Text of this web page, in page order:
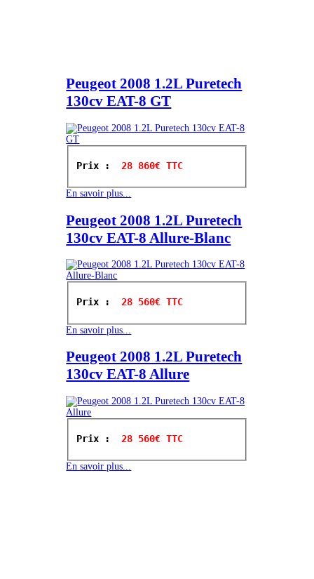
Peugeot 2008 1.2L Puretech
130cv EAT-8 GT
Prix : 28 860€ TTC
En savoir plus...
Peugeot 2008 1.2L Puretech
130cv EAT-8 Allure-Blanc
Prix : 28 560€ TTC
En savoir plus...
Peugeot 2008 1.2L Puretech
130cv EAT-8 Allure
Prix : 28 560€ TTC
En savoir plus...